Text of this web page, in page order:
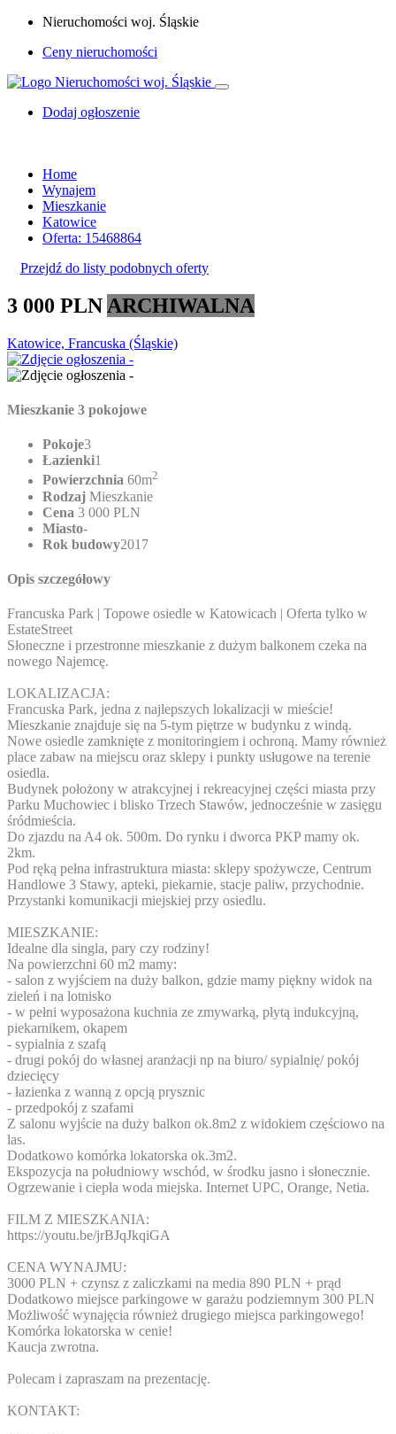
Nieruchomości woj. Śląskie
Ceny nieruchomości
Dodaj ogłoszenie
Home
Wynajem
Mieszkanie
Katowice
Oferta: 15468864
Przejdź do listy podobnych oferty
3 000 PLN ARCHIWALNA
Katowice, Francuska (Śląskie)
Mieszkanie 3 pokojowe
Pokoje3
Łazienki1
Powierzchnia 60m2
Rodzaj Mieszkanie
Cena 3 000 PLN
Miasto-
Rok budowy2017
Opis szczegółowy
Francuska Park | Topowe osiedle w Katowicach | Oferta tylko w
EstateStreet
Słoneczne i przestronne mieszkanie z dużym balkonem czeka na
nowego Najemcę.
LOKALIZACJA:
Francuska Park, jedna z najlepszych lokalizacji w mieście!
Mieszkanie znajduje się na 5-tym piętrze w budynku z windą.
Nowe osiedle zamknięte z monitoringiem i ochroną. Mamy również
place zabaw na miejscu oraz sklepy i punkty usługowe na terenie
osiedla.
Budynek położony w atrakcyjnej i rekreacyjnej części miasta przy
Parku Muchowiec i blisko Trzech Stawów, jednocześnie w zasięgu
śródmieścia.
Do zjazdu na A4 ok. 500m. Do rynku i dworca PKP mamy ok.
2km.
Pod ręką pełna infrastruktura miasta: sklepy spożywcze, Centrum
Handlowe 3 Stawy, apteki, piekarnie, stacje paliw, przychodnie.
Przystanki komunikacji miejskiej przy osiedlu.
MIESZKANIE:
Idealne dla singla, pary czy rodziny!
Na powierzchni 60 m2 mamy:
- salon z wyjściem na duży balkon, gdzie mamy piękny widok na
zieleń i na lotnisko
- w pełni wyposażona kuchnia ze zmywarką, płytą indukcyjną,
piekarnikem, okapem
- sypialnia z szafą
- drugi pokój do własnej aranżacji np na biuro/ sypialnię/ pokój
dziecięcy
- łazienka z wanną z opcją prysznic
- przedpokój z szafami
Z salonu wyjście na duży balkon ok.8m2 z widokiem częściowo na
las.
Dodatkowo komórka lokatorska ok.3m2.
Ekspozycja na południowy wschód, w środku jasno i słonecznie.
Ogrzewanie i ciepła woda miejska. Internet UPC, Orange, Netia.
FILM Z MIESZKANIA:
https://youtu.be/jrBJqJkqiGA
CENA WYNAJMU:
3000 PLN + czynsz z zaliczkami na media 890 PLN + prąd
Dodatkowo miejsce parkingowe w garażu podziemnym 300 PLN
Możliwość wynajęcia również drugiego miejsca parkingowego!
Komórka lokatorska w cenie!
Kaucja zwrotna.
Polecam i zapraszam na prezentację.
KONTAKT: